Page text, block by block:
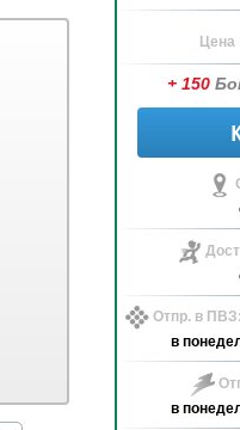
+ 150
Отпр. в
в
в